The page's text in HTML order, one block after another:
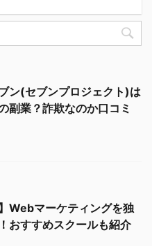
ン(セブンプロジェクト)は
副業？詐欺なのか口コミ
Webマーケティングを独
おすすめスクールも紹介